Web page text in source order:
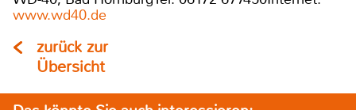
www.wd40.de
zurück zur
Übersicht